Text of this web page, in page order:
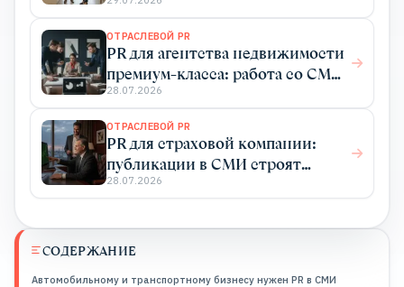
СОДЕРЖАНИЕ
Автомобильному и транспортному бизнесу нужен PR в СМИ
ОТРАСЛЕВОЙ PR
PR для агентства недвижимости
премиум-класса: работа со СМИ
как инструмент продаж
28.07.2026
ОТРАСЛЕВОЙ PR
PR для страховой компании:
публикации в СМИ строят
доверие и приводят клиентов
28.07.2026